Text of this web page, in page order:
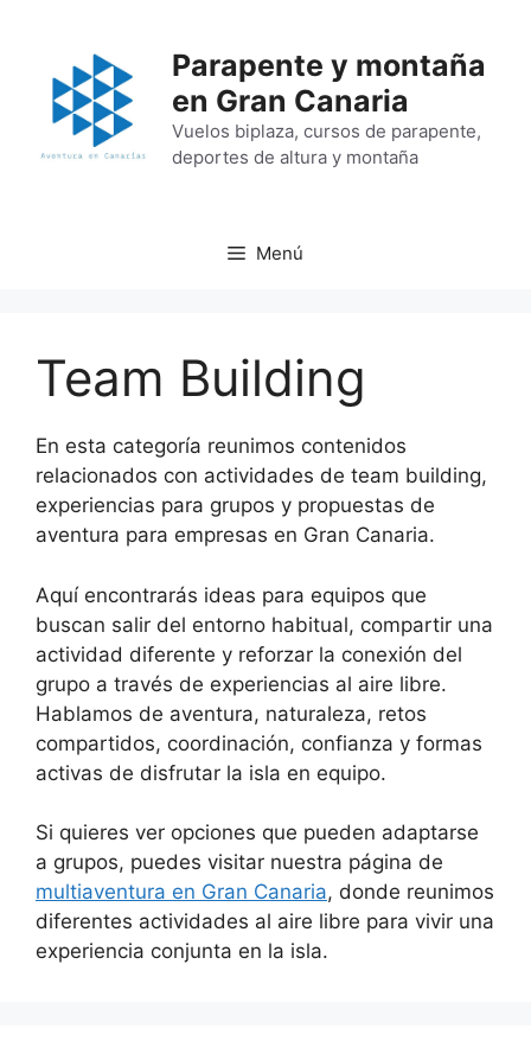
contenido
Parapente y montaña
en Gran Canaria
Vuelos biplaza, cursos de parapente,
deportes de altura y montaña
Menú
Team Building
En esta categoría reunimos contenidos
relacionados con actividades de team building,
experiencias para grupos y propuestas de
aventura para empresas en Gran Canaria.
Aquí encontrarás ideas para equipos que
buscan salir del entorno habitual, compartir una
actividad diferente y reforzar la conexión del
grupo a través de experiencias al aire libre.
Hablamos de aventura, naturaleza, retos
compartidos, coordinación, confianza y formas
activas de disfrutar la isla en equipo.
Si quieres ver opciones que pueden adaptarse
a grupos, puedes visitar nuestra página de
multiaventura en Gran Canaria, donde reunimos
diferentes actividades al aire libre para vivir una
experiencia conjunta en la isla.